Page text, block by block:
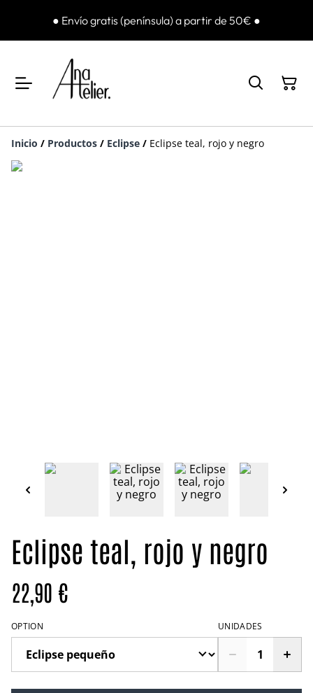
● Envío gratis (península) a partir de 50€ ●
Inicio / Productos / Eclipse / Eclipse teal, rojo y negro
Eclipse teal, rojo y negro
22,90 €
OPTION UNIDADES